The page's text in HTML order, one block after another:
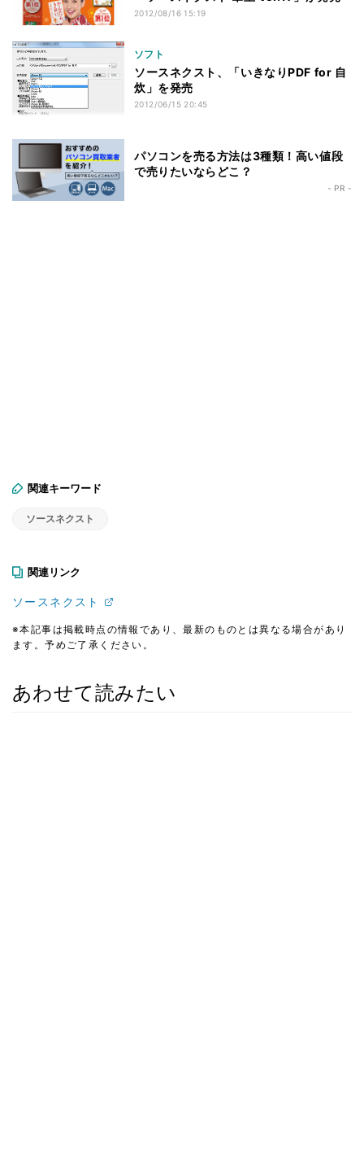
2012/08/16 15:19
ソフト
ソースネクスト、「いきなりPDF for 自
炊」を発売
2012/06/15 20:45
パソコンを売る方法は3種類！高い値段
で売りたいならどこ？
- PR -
関連キーワード
ソースネクスト
関連リンク
ソースネクスト
※本記事は掲載時点の情報であり、最新のものとは異なる場合があり
ます。予めご了承ください。
あわせて読みたい